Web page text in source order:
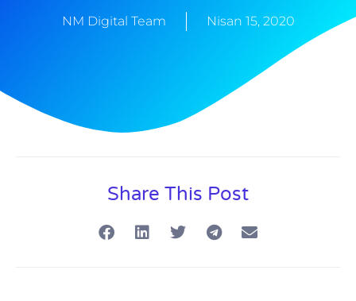
NM Digital Team Nisan 15, 2020
Share This Post